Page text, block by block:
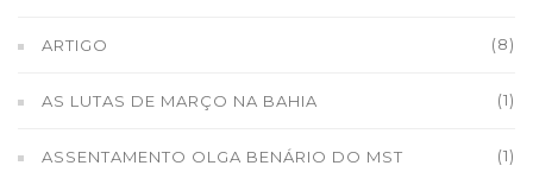
ARTIGO (8)
AS LUTAS DE MARÇO NA BAHIA (1)
ASSENTAMENTO OLGA BENÁRIO DO MST (1)